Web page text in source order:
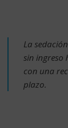
La
sin ingreso
con una
plazo.